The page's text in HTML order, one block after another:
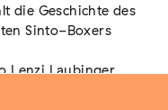
die Geschichte des
Sinto-Boxers
Lenzi Laubinger
Mappes-